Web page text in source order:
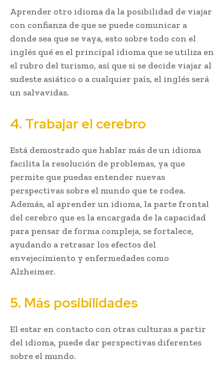
Aprender otro idioma da la posibilidad de viajar
con confianza de que se puede comunicar a
donde sea que se vaya, esto sobre todo con el
inglés qué es el principal idioma que se utiliza en
el rubro del turismo, así que si se decide viajar al
sudeste asiático o a cualquier país, el inglés será
un salvavidas.
4. Trabajar el cerebro
Está demostrado que hablar más de un idioma
facilita la resolución de problemas, ya que
permite que puedas entender nuevas
perspectivas sobre el mundo que te rodea.
Además, al aprender un idioma, la parte frontal
del cerebro que es la encargada de la capacidad
para pensar de forma compleja, se fortalece,
ayudando a retrasar los efectos del
envejecimiento y enfermedades como
Alzheimer.
5. Más posibilidades
El estar en contacto con otras culturas a partir
del idioma, puede dar perspectivas diferentes
sobre el mundo.